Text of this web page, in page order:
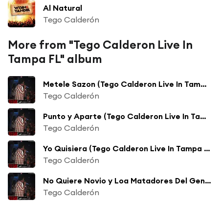
Al Natural
Tego Calderón
More from "Tego Calderon Live In
Tampa FL" album
Metele Sazon (Tego Calderon Live In Tampa FL)
Tego Calderón
Punto y Aparte (Tego Calderon Live In Tampa FL)
Tego Calderón
Yo Quisiera (Tego Calderon Live In Tampa FL)
Tego Calderón
No Quiere Novio y Loa Matadores Del Genero (Tego Calderon Live In Tampa FL)
Tego Calderón